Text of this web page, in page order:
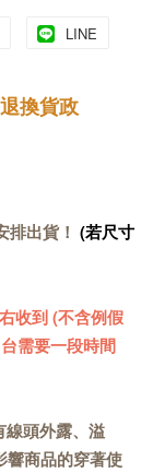
LINE
退換貨政
出貨！ (若尺寸
收到 (不含例假
需要一段時間
線頭外露、溢
響商品的穿著使